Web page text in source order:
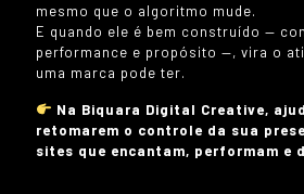
mesmo que o algoritmo mude.
E quando ele é bem construído —
performance e propósito —, vira o
uma marca pode ter.
Na Biquara Digital Creative,
retomarem o controle da sua
sites que encantam, performam e